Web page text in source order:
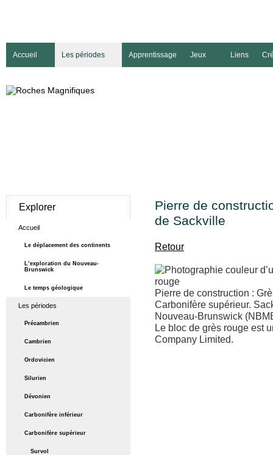
Accueil Les périodes Apprentissage Jeux Liens
Explorer
Accueil
Le déplacement des continents
L’exploration du Nouveau-
Brunswick
Le temps géologique
Les périodes
Précambrien
Cambrien
Ordovicien
Silurien
Dévonien
Carbonifère inférieur
Carbonifère supérieur
Survol
Pierre de
de Sackville
Retour
Pierre de construction :
Carbonifère supérieur.
Nouveau-Brunswick
Le bloc de grès rouge est
Company Limited.